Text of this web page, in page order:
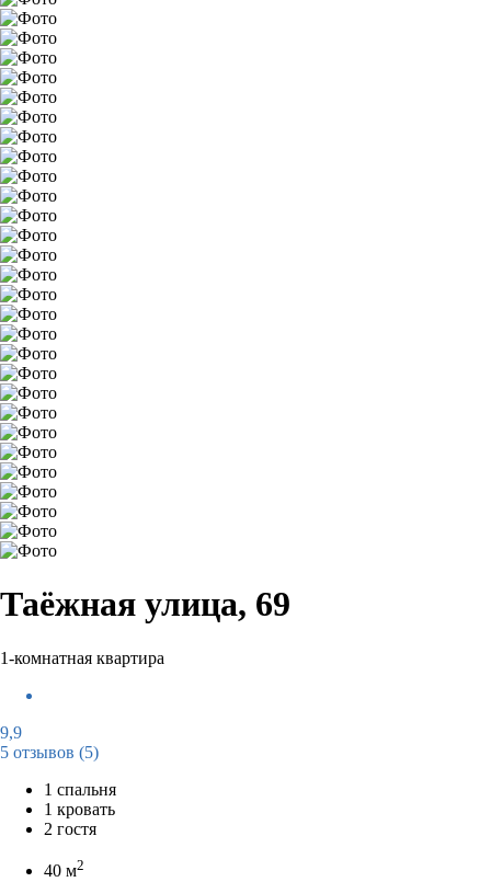
Таёжная улица, 69
1-комнатная квартира
9,9
5 отзывов (5)
1 спальня
1 кровать
2 гостя
40 м2